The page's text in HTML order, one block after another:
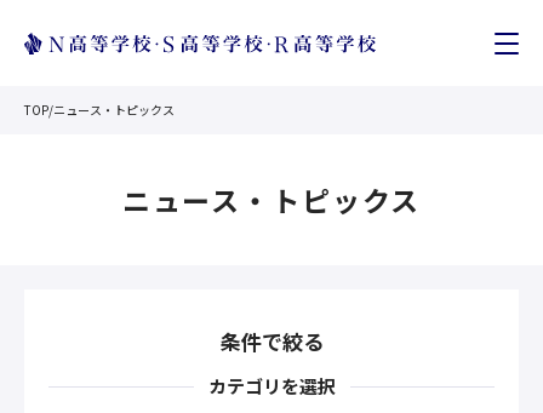
TOP/ニュース・トピックス
ニュース・トピックス
条件で絞る
カテゴリを選択